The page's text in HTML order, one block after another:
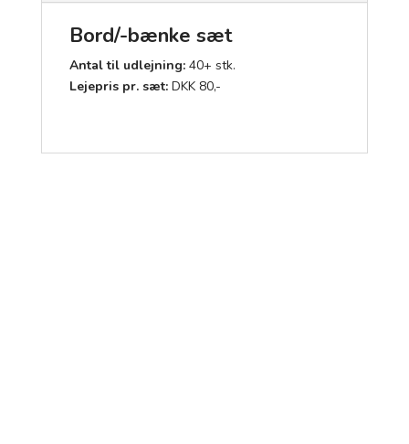
Bord/-bænke sæt
Antal til udlejning:40+ stk.
Lejepris pr. sæt:DKK 80,-